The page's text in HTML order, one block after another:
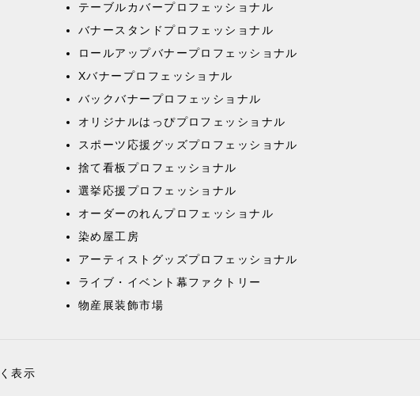
テーブルカバープロフェッショナル
バナースタンドプロフェッショナル
ロールアップバナープロフェッショナル
Xバナープロフェッショナル
バックバナープロフェッショナル
オリジナルはっぴプロフェッショナル
スポーツ応援グッズプロフェッショナル
捨て看板プロフェッショナル
選挙応援プロフェッショナル
オーダーのれんプロフェッショナル
染め屋工房
アーティストグッズプロフェッショナル
ライブ・イベント幕ファクトリー
物産展装飾市場
表示